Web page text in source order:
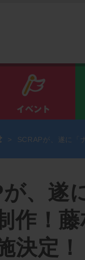
> SCRAPが、遂に「
、遂
作！
決定！